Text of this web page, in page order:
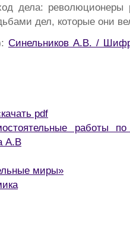
дела: революционеры
дел, которые они
Синельников А.В. /
pdf
работы
А.В
миры»